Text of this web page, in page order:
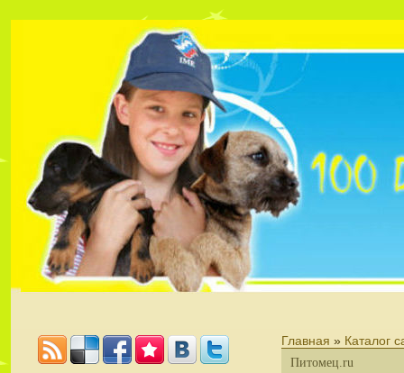
Главная » Каталог
Питомец.ru